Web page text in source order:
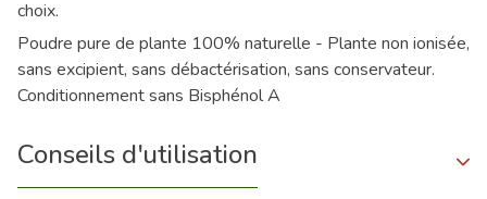
choix.
Poudre pure de plante 100% naturelle - Plante non ionisée,
sans excipient, sans débactérisation, sans conservateur.
Conditionnement sans Bisphénol A
Conseils d'utilisation